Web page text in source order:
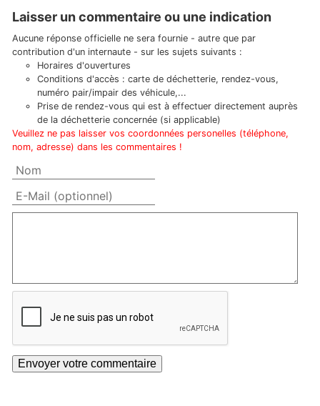
Laisser un commentaire ou une indication
Aucune réponse officielle ne sera fournie - autre que par
contribution d'un internaute - sur les sujets suivants :
Horaires d'ouvertures
Conditions d'accès : carte de déchetterie, rendez-vous,
numéro pair/impair des véhicule,...
Prise de rendez-vous qui est à effectuer directement auprès
de la déchetterie concernée (si applicable)
Veuillez ne pas laisser vos coordonnées personelles (téléphone,
nom, adresse) dans les commentaires !